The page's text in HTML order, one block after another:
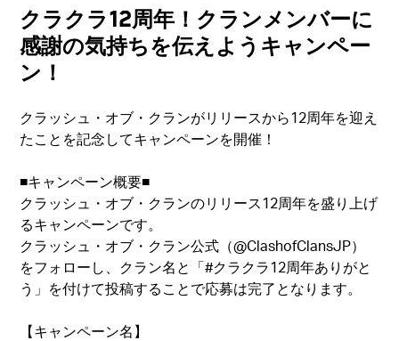
クラクラ12周年！クランメンバーに
感謝の気持ちを伝えようキャンペー
ン！
クラッシュ・オブ・クランがリリースから12周年を迎え
たことを記念してキャンペーンを開催！
■キャンペーン概要■
クラッシュ・オブ・クランのリリース12周年を盛り上げ
るキャンペーンです。
クラッシュ・オブ・クラン公式（@ClashofClansJP）
をフォローし、クラン名と「#クラクラ12周年ありがと
う」を付けて投稿することで応募は完了となります。
【キャンペーン名】